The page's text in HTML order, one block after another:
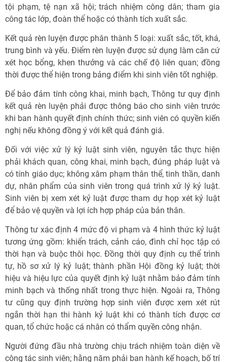
tội phạm, tệ nạn xã hội; trách nhiệm công dân; tham gia
công tác lớp, đoàn thể hoặc có thành tích xuất sắc.
Kết quả rèn luyện được phân thành 5 loại: xuất sắc, tốt, khá,
trung bình và yếu. Điểm rèn luyện được sử dụng làm căn cứ
xét học bổng, khen thưởng và các chế độ liên quan; đồng
thời được thể hiện trong bảng điểm khi sinh viên tốt nghiệp.
Để bảo đảm tính công khai, minh bạch, Thông tư quy định
kết quả rèn luyện phải được thông báo cho sinh viên trước
khi ban hành quyết định chính thức; sinh viên có quyền kiến
nghị nếu không đồng ý với kết quả đánh giá.
Đối với việc xử lý kỷ luật sinh viên, nguyên tắc thực hiện
phải khách quan, công khai, minh bạch, đúng pháp luật và
có tính giáo dục; không xâm phạm thân thể, tinh thần, danh
dự, nhân phẩm của sinh viên trong quá trình xử lý kỷ luật.
Sinh viên bị xem xét kỷ luật được tham dự họp xét kỷ luật
để bảo vệ quyền và lợi ích hợp pháp của bản thân.
Thông tư xác định 4 mức độ vi phạm và 4 hình thức kỷ luật
tương ứng gồm: khiển trách, cảnh cáo, đình chỉ học tập có
thời hạn và buộc thôi học. Đồng thời quy định cụ thể trình
tự, hồ sơ xử lý kỷ luật; thành phần Hội đồng kỷ luật; thời
hiệu và hiệu lực của quyết định kỷ luật nhằm bảo đảm tính
minh bạch và thống nhất trong thực hiện. Ngoài ra, Thông
tư cũng quy định trường hợp sinh viên được xem xét rút
ngắn thời hạn thi hành kỷ luật khi có thành tích được cơ
quan, tổ chức hoặc cá nhân có thẩm quyền công nhận.
Người đứng đầu nhà trường chịu trách nhiệm toàn diện về
công tác sinh viên; hằng năm phải ban hành kế hoạch, bố trí